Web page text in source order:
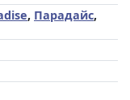
, Парадайс,